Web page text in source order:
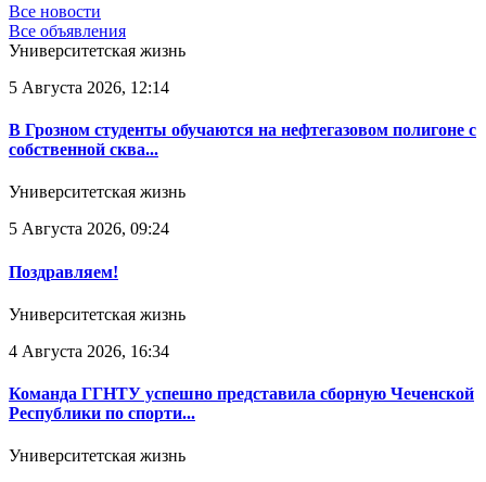
Все новости
Все объявления
Университетская жизнь
5 Августа 2026, 12:14
В Грозном студенты обучаются на нефтегазовом полигоне с
собственной сква...
Университетская жизнь
5 Августа 2026, 09:24
Поздравляем!
Университетская жизнь
4 Августа 2026, 16:34
Команда ГГНТУ успешно представила сборную Чеченской
Республики по спорти...
Университетская жизнь